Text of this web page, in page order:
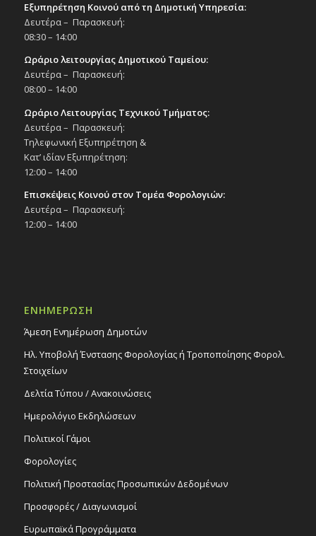
Εξυπηρέτηση Κοινού από τη Δημοτική Υπηρεσία:
Δευτέρα – Παρασκευή:
08:30 – 14:00
Ωράριο λειτουργίας Δημοτικού Ταμείου:
Δευτέρα – Παρασκευή:
08:00 – 14:00
Ωράριο Λειτουργίας Τεχνικού Τμήματος:
Δευτέρα – Παρασκευή:
Τηλεφωνική Εξυπηρέτηση &
Κατ’ ιδίαν Εξυπηρέτηση:
12:00 – 14:00
Επισκέψεις Κοινού στον Τομέα Φορολογιών:
Δευτέρα – Παρασκευή:
12:00 – 14:00
ΕΝΗΜΕΡΩΣΗ
Άμεση Ενημέρωση Δημοτών
Ηλ. Υποβολή Ένστασης Φορολογίας ή Τροποποίησης Φορολ.
Στοιχείων
Δελτία Τύπου / Ανακοινώσεις
Ημερολόγιο Εκδηλώσεων
Πολιτικοί Γάμοι
Φορολογίες
Πολιτική Προστασίας Προσωπικών Δεδομένων
Προσφορές / Διαγωνισμοί
Ευρωπαϊκά Προγράμματα